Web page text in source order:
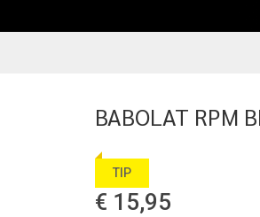
BABOLAT RPM
TIP
€ 15,95